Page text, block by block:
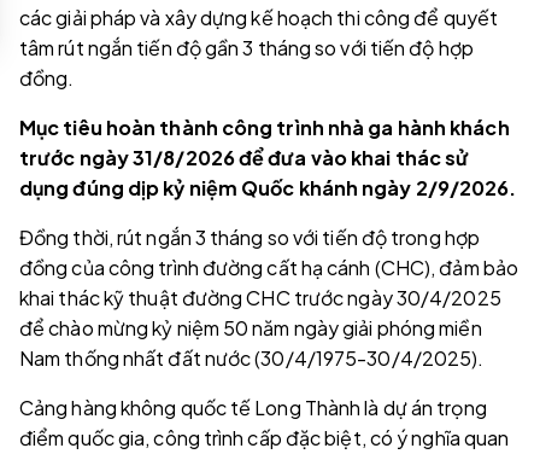
các giải pháp và xây dựng kế hoạch thi công để quyết
tâm rút ngắn tiến độ gần 3 tháng so với tiến độ hợp
đồng.
Mục tiêu hoàn thành công trình nhà ga hành khách
trước ngày 31/8/2026 để đưa vào khai thác sử
dụng đúng dịp kỷ niệm Quốc khánh ngày 2/9/2026.
Đồng thời, rút ngắn 3 tháng so với tiến độ trong hợp
đồng của công trình đường cất hạ cánh (CHC), đảm bảo
khai thác kỹ thuật đường CHC trước ngày 30/4/2025
để chào mừng kỷ niệm 50 năm ngày giải phóng miền
Nam thống nhất đất nước (30/4/1975-30/4/2025).
Cảng hàng không quốc tế Long Thành là dự án trọng
điểm quốc gia, công trình cấp đặc biệt, có ý nghĩa quan